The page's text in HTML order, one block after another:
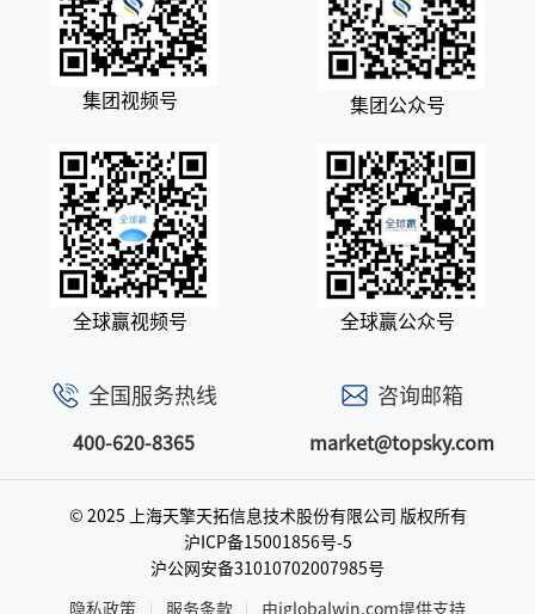
集团视频号 集团公众号
全球赢视频号 全球赢公众号
全国服务热线
400-620-8365
咨询邮箱
market@topsky.com
© 2025 上海天擎天拓信息技术股份有限公司 版权所有
沪ICP备15001856号-5
沪公网安备31010702007985号
隐私政策 服务条款 由iglobalwin.com提供支持